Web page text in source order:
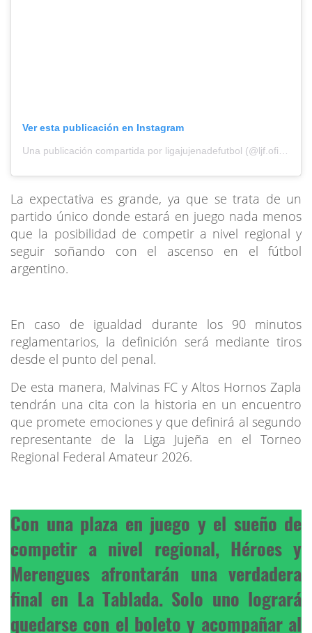
Ver esta publicación en Instagram
Una publicación compartida por ligajujenadefutbol (@ljf.oficial)
La expectativa es grande, ya que se trata de un
partido único donde estará en juego nada menos
que la posibilidad de competir a nivel regional y
seguir soñando con el ascenso en el fútbol
argentino.
En caso de igualdad durante los 90 minutos
reglamentarios, la definición será mediante tiros
desde el punto del penal.
De esta manera, Malvinas FC y Altos Hornos Zapla
tendrán una cita con la historia en un encuentro
que promete emociones y que definirá al segundo
representante de la Liga Jujeña en el Torneo
Regional Federal Amateur 2026.
Con una plaza en juego y el sueño de
competir a nivel regional, Héroes y
Merengues afrontarán una verdadera
final en La Tablada. Solo uno logrará
quedarse con el boleto y acompañar al